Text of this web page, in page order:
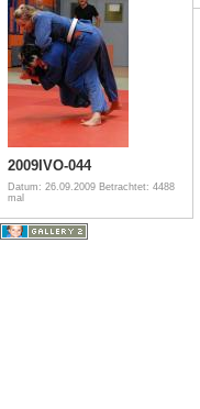
2009IVO-044
Datum: 26.09.2009 Betrachtet: 4488
mal